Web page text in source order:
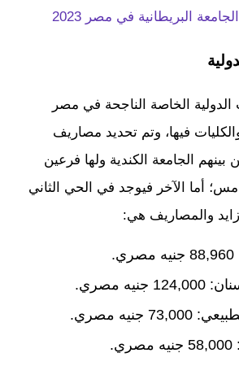
البريطانية في مصر 2023
الخاصة الناجحة في مصر
فيها، وتم تحديد مصاريف
بينهم الجامعة الكندية ولها فرعين
أما الآخر فيوجد في الحي الثاني
والمصاريف هي:
مصري.
جنيه مصري.